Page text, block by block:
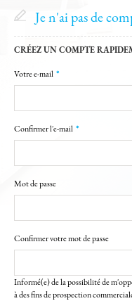
Je n'ai pas de
CRÉEZ UN COMPTE
Votre e-mail *
Confirmer l'e-mail *
Mot de passe
Confirmer votre mot de passe
Informé(e) de la possibilité de
à des fins de prospection